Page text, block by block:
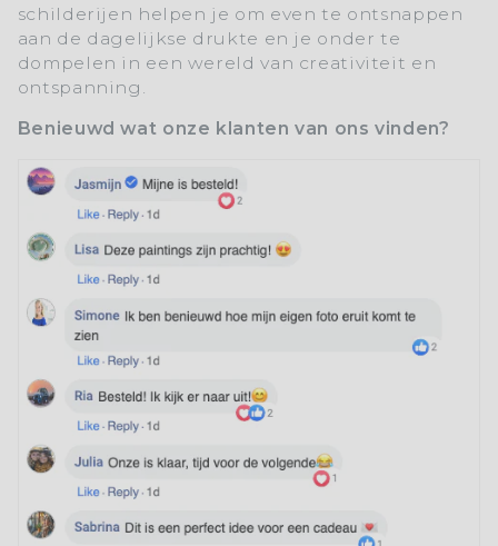
schilderijen helpen je om even te ontsnappen
aan de dagelijkse drukte en je onder te
dompelen in een wereld van creativiteit en
ontspanning.
Benieuwd wat onze klanten van ons vinden?